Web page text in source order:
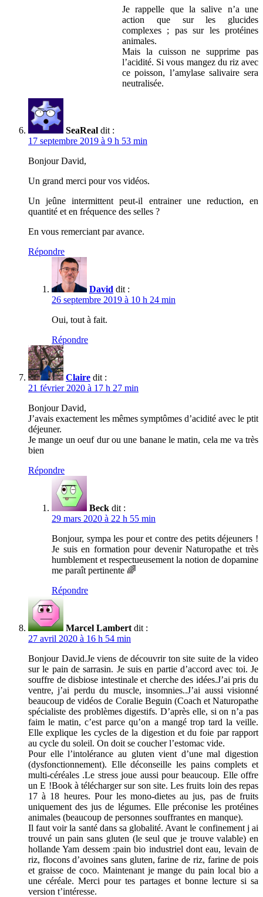
Je rappelle que la salive n’a une
action que sur les glucides
complexes ; pas sur les protéines
animales.
Mais la cuisson ne supprime pas
l’acidité. Si vous mangez du riz avec
ce poisson, l’amylase salivaire sera
neutralisée.
SeaReal dit :
17 septembre 2019 à 9 h 53 min
Bonjour David,
Un grand merci pour vos vidéos.
Un jeûne intermittent peut-il entrainer une reduction, en
quantité et en fréquence des selles ?
En vous remerciant par avance.
Répondre
David dit :
26 septembre 2019 à 10 h 24 min
Oui, tout à fait.
Répondre
Claire dit :
21 février 2020 à 17 h 27 min
Bonjour David,
J’avais exactement les mêmes symptômes d’acidité avec le ptit
déjeuner.
Je mange un oeuf dur ou une banane le matin, cela me va très
bien
Répondre
Beck dit :
29 mars 2020 à 22 h 55 min
Bonjour, sympa les pour et contre des petits déjeuners !
Je suis en formation pour devenir Naturopathe et très
humblement et respectueusement la notion de dopamine
me paraît pertinente 🌈
Répondre
Marcel Lambert dit :
27 avril 2020 à 16 h 54 min
Bonjour David.Je viens de découvrir ton site suite de la video
sur le pain de sarrasin. Je suis en partie d’accord avec toi. Je
souffre de disbiose intestinale et cherche des idées.J’ai pris du
ventre, j’ai perdu du muscle, insomnies..J’ai aussi visionné
beaucoup de vidéos de Coralie Beguin (Coach et Naturopathe
spécialiste des problèmes digestifs. D’après elle, si on n’a pas
faim le matin, c’est parce qu’on a mangé trop tard la veille.
Elle explique les cycles de la digestion et du foie par rapport
au cycle du soleil. On doit se coucher l’estomac vide.
Pour elle l’intolérance au gluten vient d’une mal digestion
(dysfonctionnement). Elle déconseille les pains complets et
multi-céréales .Le stress joue aussi pour beaucoup. Elle offre
un E !Book à télécharger sur son site. Les fruits loin des repas
17 à 18 heures. Pour les mono-dietes au jus, pas de fruits
uniquement des jus de légumes. Elle préconise les protéines
animales (beaucoup de personnes souffrantes en manque).
Il faut voir la santé dans sa globalité. Avant le confinement j ai
trouvé un pain sans gluten (le seul que je trouve valable) en
hollande Yam dessem :pain bio industriel dont eau, levain de
riz, flocons d’avoines sans gluten, farine de riz, farine de pois
et graisse de coco. Maintenant je mange du pain local bio a
une céréale. Merci pour tes partages et bonne lecture si sa
version t’intéresse.